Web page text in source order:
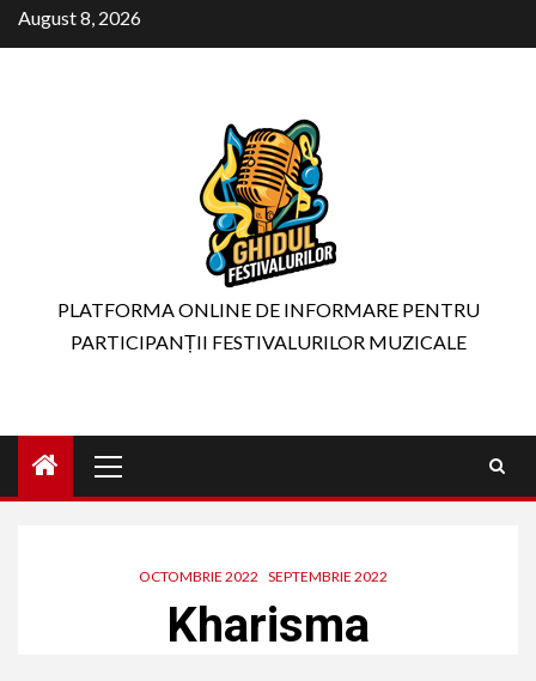
Skip
to
August 8, 2026
PLATFORMA ONLINE DE INFORMARE PENTRU
PARTICIPANȚII FESTIVALURILOR MUZICALE
Menu
OCTOMBRIE 2022 SEPTEMBRIE 2022
Kharisma